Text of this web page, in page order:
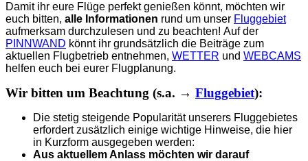
Damit ihr eure Flüge perfekt genießen könnt, möchten wir
euch bitten, alle Informationen rund um unser Fluggebiet
aufmerksam durchzulesen und zu beachten! Auf der
PINNWAND könnt ihr grundsätzlich die Beiträge zum
aktuellen Flugbetrieb entnehmen, WETTER und WEBCAMS
helfen euch bei eurer Flugplanung.
Wir bitten um Beachtung (s.a. → Fluggebiet):
Die stetig steigende Popularität unserers Fluggebietes
erfordert zusätzlich einige wichtige Hinweise, die hier
in Kurzform ausgegeben werden:
Aus aktuellem Anlass möchten wir darauf